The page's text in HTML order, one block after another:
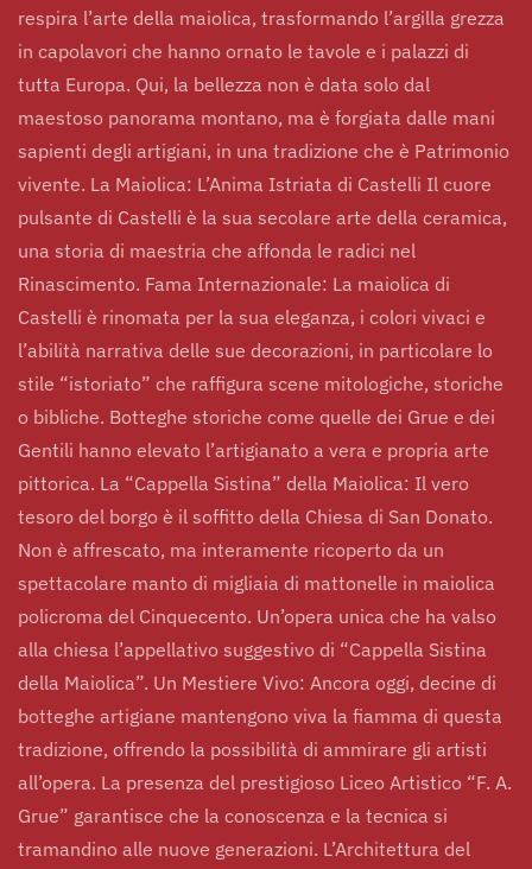
respira l’arte della maiolica, trasformando l’argilla grezza
in capolavori che hanno ornato le tavole e i palazzi di
tutta Europa. Qui, la bellezza non è data solo dal
maestoso panorama montano, ma è forgiata dalle mani
sapienti degli artigiani, in una tradizione che è Patrimonio
vivente. La Maiolica: L’Anima Istriata di Castelli Il cuore
pulsante di Castelli è la sua secolare arte della ceramica,
una storia di maestria che affonda le radici nel
Rinascimento. Fama Internazionale: La maiolica di
Castelli è rinomata per la sua eleganza, i colori vivaci e
l’abilità narrativa delle sue decorazioni, in particolare lo
stile “istoriato” che raffigura scene mitologiche, storiche
o bibliche. Botteghe storiche come quelle dei Grue e dei
Gentili hanno elevato l’artigianato a vera e propria arte
pittorica. La “Cappella Sistina” della Maiolica: Il vero
tesoro del borgo è il soffitto della Chiesa di San Donato.
Non è affrescato, ma interamente ricoperto da un
spettacolare manto di migliaia di mattonelle in maiolica
policroma del Cinquecento. Un’opera unica che ha valso
alla chiesa l’appellativo suggestivo di “Cappella Sistina
della Maiolica”. Un Mestiere Vivo: Ancora oggi, decine di
botteghe artigiane mantengono viva la fiamma di questa
tradizione, offrendo la possibilità di ammirare gli artisti
all’opera. La presenza del prestigioso Liceo Artistico “F. A.
Grue” garantisce che la conoscenza e la tecnica si
tramandino alle nuove generazioni. L’Architettura del